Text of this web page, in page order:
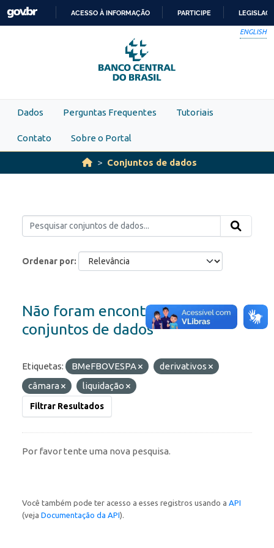
Skip to main content
PARA
O
CONTEÚDO
ACESSO À INFORMAÇÃO PARTICIPE
ENGLISH
Dados Perguntas Frequentes Tutoriais
Contato Sobre o Portal
Conjuntos de dados
Ordenar por
Não foram encontrados
conjuntos de dados
Etiquetas: BMeFBOVESPA
derivativos
câmara
liquidação
Filtrar Resultados
Por favor tente uma nova pesquisa.
Você também pode ter acesso a esses registros usando a API
(veja Documentação da API).